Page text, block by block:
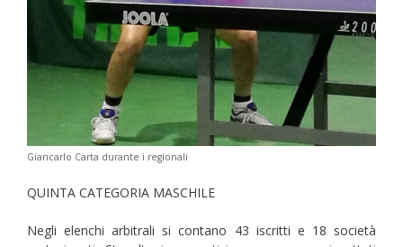
Giancarlo Carta durante i regionali
QUINTA CATEGORIA MASCHILE
Negli elenchi arbitrali si contano 43 iscritti e 18 società